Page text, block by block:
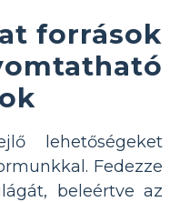
források
lehetőségeket
Fedezze
beleértve az